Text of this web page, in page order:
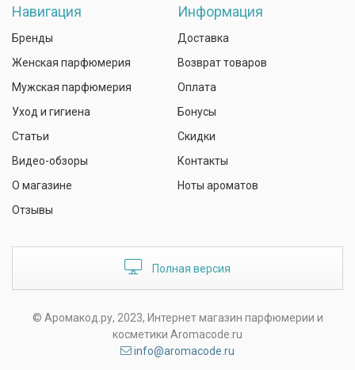
Навигация
Бренды
Женская парфюмерия
Мужская парфюмерия
Уход и гигиена
Статьи
Видео-обзоры
О магазине
Отзывы
Информация
Доставка
Возврат товаров
Оплата
Бонусы
Скидки
Контакты
Ноты ароматов
Полная версия
© Аромакод.ру, 2023, Интернет магазин парфюмерии и
косметики Aromacode.ru
info@aromacode.ru